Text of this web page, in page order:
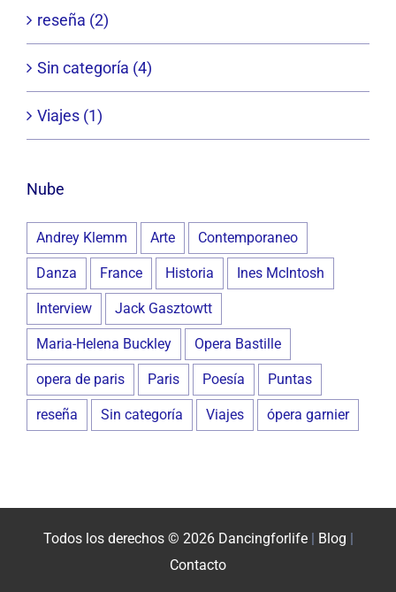
reseña (2)
Sin categoría (4)
Viajes (1)
Nube
Andrey Klemm Arte Contemporaneo
Danza France Historia Ines McIntosh
Interview Jack Gasztowtt
Maria-Helena Buckley Opera Bastille
opera de paris Paris Poesía Puntas
reseña Sin categoría Viajes ópera garnier
Todos los derechos © 2026 Dancingforlife | Blog |
Contacto